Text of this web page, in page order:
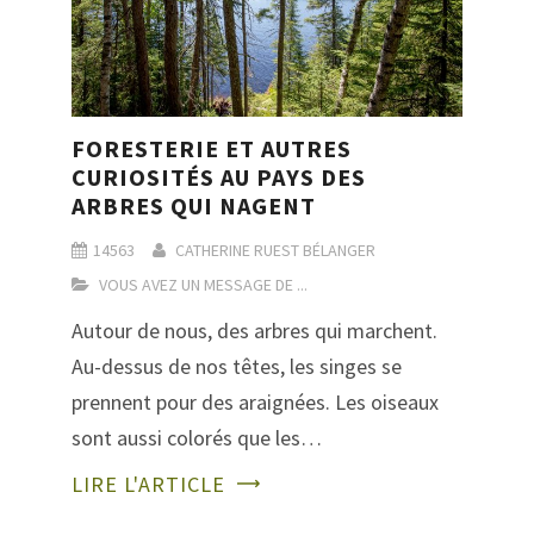
FORESTERIE ET AUTRES
CURIOSITÉS AU PAYS DES
ARBRES QUI NAGENT
14563
CATHERINE RUEST BÉLANGER
VOUS AVEZ UN MESSAGE DE ...
Autour de nous, des arbres qui marchent.
Au-dessus de nos têtes, les singes se
prennent pour des araignées. Les oiseaux
sont aussi colorés que les…
LIRE L'ARTICLE